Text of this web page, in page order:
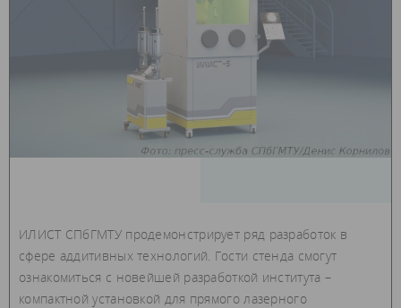
ИЛИСТ СПбГМТУ продемонстрирует ряд разработок в
сфере аддитивных технологий. Гости стенда смогут
ознакомиться с новейшей разработкой института –
компактной установкой для прямого лазерного